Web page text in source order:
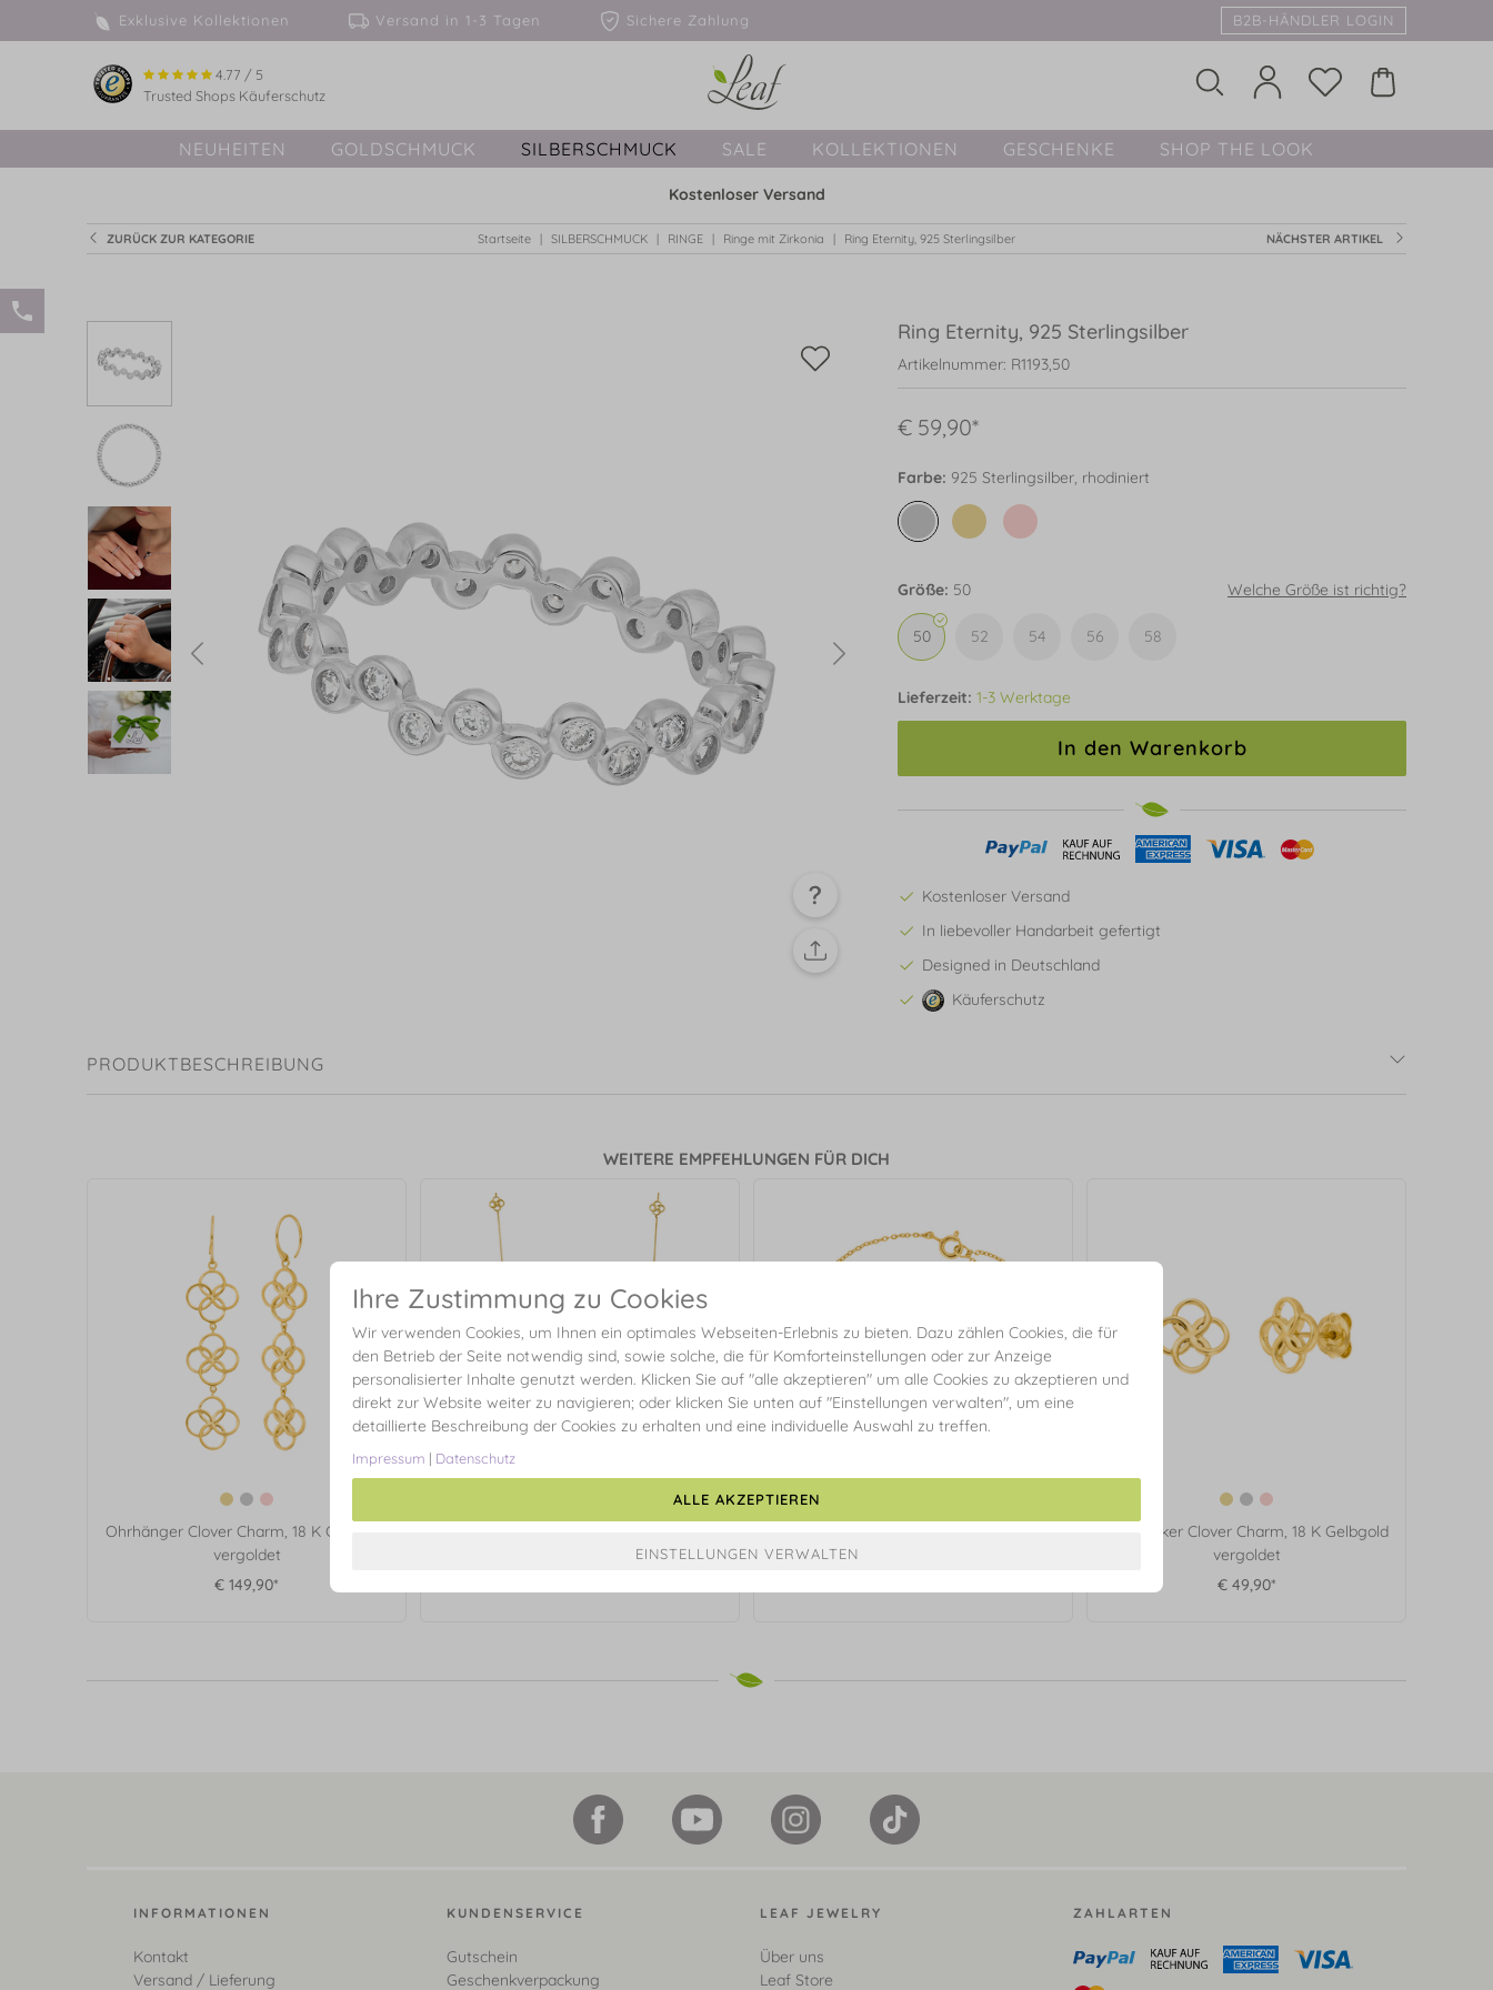
Exklusive Kollektionen Versand in 1-3 Tagen Sichere Zahlung B2B-HÄNDLER LOGIN
4.77 / 5
Trusted Shops Käuferschutz
NEUHEITEN GOLDSCHMUCK SILBERSCHMUCK SALE KOLLEKTIONEN GESCHENKE SHOP THE LOOK
Kostenloser Versand
ZURÜCK ZUR KATEGORIE Startseite SILBERSCHMUCK RINGE Ringe mit Zirkonia Ring Eternity, 925 Sterlingsilber NÄCHSTER ARTIKEL
Ring Eternity, 925 Sterlingsilber
Artikelnummer: R1193,50
€ 59,90*
Farbe: 925 Sterlingsilber, rhodiniert
Größe: 50 Welche Größe ist richtig?
50 52 54 56 58
Lieferzeit: 1-3 Werktage
In den Warenkorb
Kostenloser Versand
In liebevoller Handarbeit gefertigt
Designed in Deutschland
Käuferschutz
PRODUKTBESCHREIBUNG
WEITERE EMPFEHLUNGEN FÜR DICH
Ohrhänger Clover Charm, 18 K Gelbgold
vergoldet
€ 149,90*
Gelbgold vergoldet
Ohrstecker Clover Charm, 18 K Gelbgold
vergoldet
€ 49,90*
INFORMATIONEN
Kontakt
Versand / Lieferung
KUNDENSERVICE
Gutschein
Geschenkverpackung
LEAF JEWELRY
Über uns
Leaf Store
ZAHLARTEN
Ihre Zustimmung zu Cookies
Wir verwenden Cookies, um Ihnen ein optimales Webseiten-Erlebnis zu bieten. Dazu zählen Cookies, die für
den Betrieb der Seite notwendig sind, sowie solche, die für Komforteinstellungen oder zur Anzeige
personalisierter Inhalte genutzt werden. Klicken Sie auf "alle akzeptieren" um alle Cookies zu akzeptieren und
direkt zur Website weiter zu navigieren; oder klicken Sie unten auf "Einstellungen verwalten", um eine
detaillierte Beschreibung der Cookies zu erhalten und eine individuelle Auswahl zu treffen.
Impressum | Datenschutz
ALLE AKZEPTIEREN